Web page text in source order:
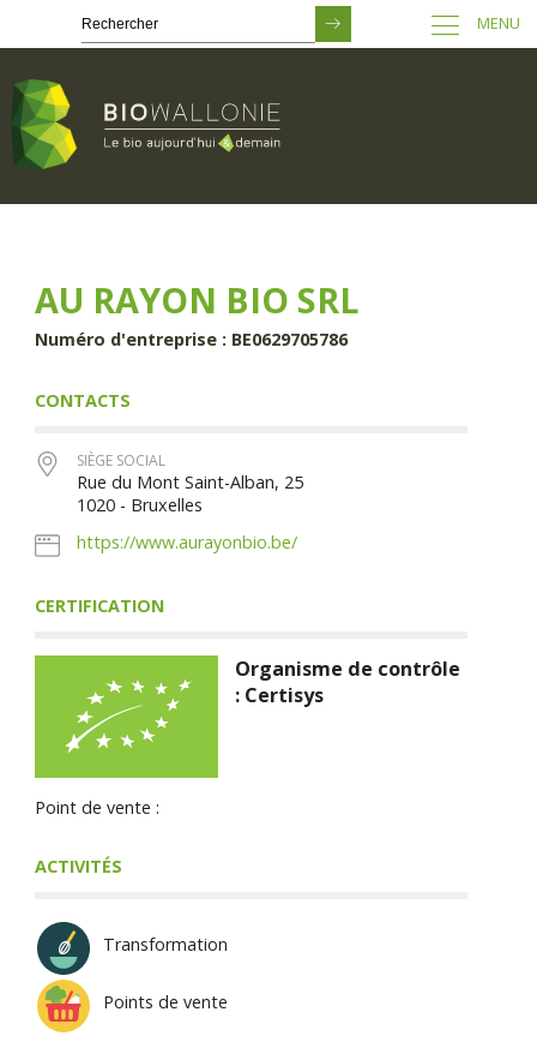
principal
MENU
AU RAYON BIO SRL
Numéro d'entreprise : BE0629705786
CONTACTS
SIÈGE SOCIAL
Rue du Mont Saint-Alban, 25
1020 - Bruxelles
https://www.aurayonbio.be/
CERTIFICATION
Organisme de contrôle
: Certisys
Point de vente :
ACTIVITÉS
Transformation
Points de vente